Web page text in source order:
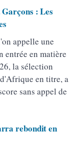
: Les
appelle une
entrée en matière
la sélection
en titre, a
sans appel de
rebondit en